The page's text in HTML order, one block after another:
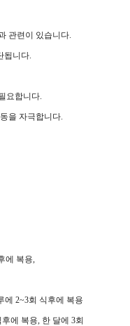
관련이 있습니다.
됩니다.
요합니다.
을 자극합니다.
에 복용,
에 2~3회 식후에 복용
에 복용, 한 달에 3회